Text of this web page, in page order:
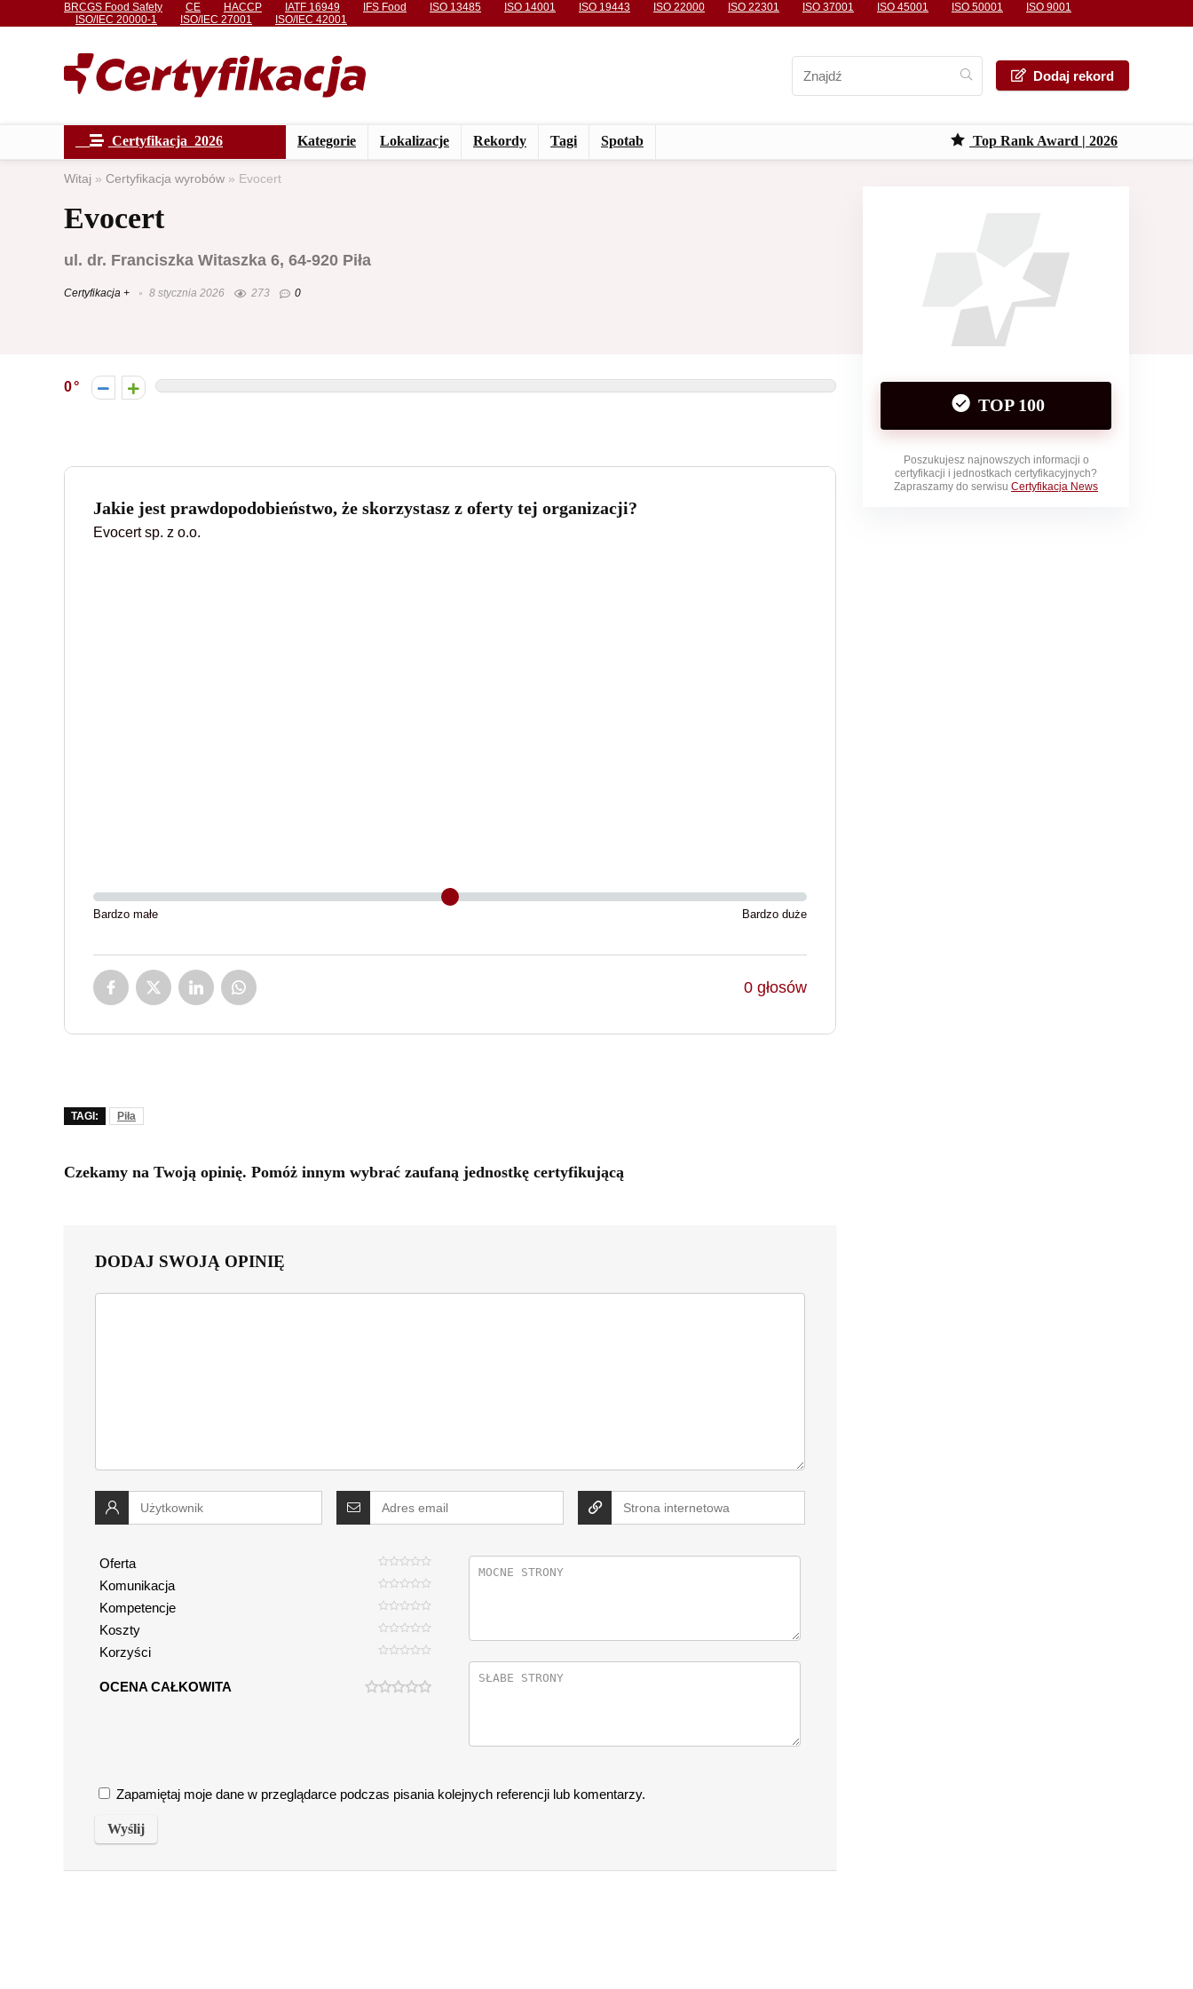
BRCGS Food Safety CE HACCP IATF 16949 IFS Food ISO 13485 ISO 14001 ISO 19443 ISO 22000 ISO 22301 ISO 37001 ISO 45001 ISO 50001
ISO 9001
ISO/IEC 20000-1
ISO/IEC 27001 ISO/IEC 42001
Dodaj rekord
Certyfikacja 2026 Kategorie Lokalizacje Rekordy Tagi Spotab Top Rank Award | 2026
Witaj » Certyfikacja wyrobów » Evocert
Evocert
TOP 100
Poszukujesz najnowszych informacji o
certyfikacji i jednostkach certyfikacyjnych?
Zapraszamy do serwisu Certyfikacja News
ul. dr. Franciszka Witaszka 6, 64-920 Piła
Certyfikacja + 8 stycznia 2026 273 0
0
Jakie jest prawdopodobieństwo, że skorzystasz z oferty tej organizacji?
Evocert sp. z o.o.
Bardzo małe Bardzo duże
0 głosów
TAGI: Piła
Czekamy na Twoją opinię. Pomóż innym wybrać zaufaną jednostkę certyfikującą
DODAJ SWOJĄ OPINIĘ
Oferta
Komunikacja
Kompetencje
Koszty
Korzyści
OCENA CAŁKOWITA
Zapamiętaj moje dane w przeglądarce podczas pisania kolejnych referencji lub komentarzy.